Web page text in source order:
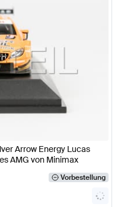
Arrow Energy Lucas
AMG von Minimax
Vorbestellung